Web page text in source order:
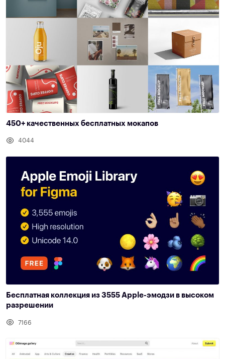
450+ качественных бесплатных мокапов
4044
Бесплатная коллекция из 3555 Apple-эмодзи в высоком
разрешении
7166